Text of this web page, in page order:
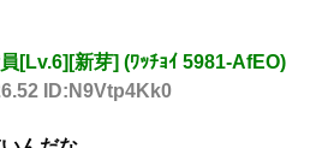
[Lv.6][新芽] (ﾜｯﾁｮｲ 5981-AfEO)
ID:N9Vtp4Kk0